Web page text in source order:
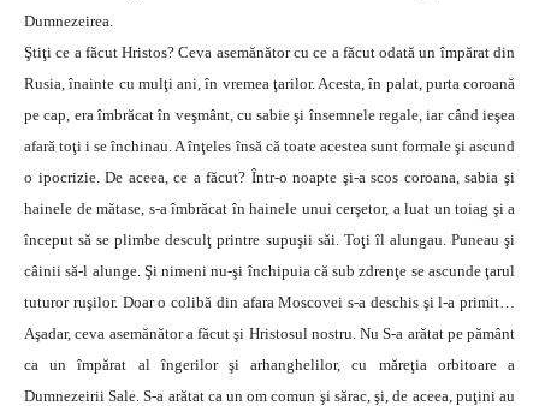
Dumnezeirea.
Ştiţi ce a făcut Hristos? Ceva asemănător cu ce a făcut odată un împărat din
Rusia, înainte cu mulţi ani, în vremea ţarilor. Acesta, în palat, purta coroană
pe cap, era îmbrăcat în veşmânt, cu sabie şi însemnele regale, iar când ieşea
afară toţi i se închinau. A înţeles însă că toate acestea sunt formale şi ascund
o ipocrizie. De aceea, ce a făcut? Într-o noapte şi-a scos coroana, sabia şi
hainele de mătase, s-a îmbrăcat în hainele unui cerşetor, a luat un toiag şi a
început să se plimbe desculţ printre supuşii săi. Toţi îl alungau. Puneau şi
câinii să-l alunge. Şi nimeni nu-şi închipuia că sub zdrenţe se ascunde ţarul
tuturor ruşilor. Doar o colibă din afara Moscovei s-a deschis şi l-a primit…
Aşadar, ceva asemănător a făcut şi Hristosul nostru. Nu S-a arătat pe pământ
ca un împărat al îngerilor şi arhanghelilor, cu măreţia orbitoare a
Dumnezeirii Sale. S-a arătat ca un om comun şi sărac, şi, de aceea, puţini au